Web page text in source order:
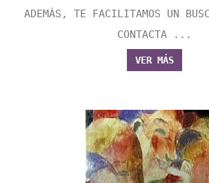
ADEMÁS, TE FACILITAMOS UN
CONTACTA ...
VER MÁS